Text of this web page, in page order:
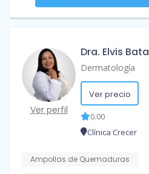
Ver perfil
Dra. Elvis Bata
Dermatología
Ver precio
0.00
Clínica Crecer
Ampollas de Quemaduras